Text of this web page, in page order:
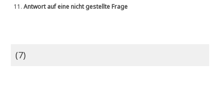
11.Antwort auf eine nicht gestellte Frage
(7)